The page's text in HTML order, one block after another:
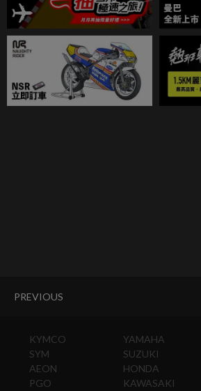
PREVIOUS
KYMCO
SYM
AEON
PGO
YAMAHA
SUZUKI
HONDA
KAWASAKI